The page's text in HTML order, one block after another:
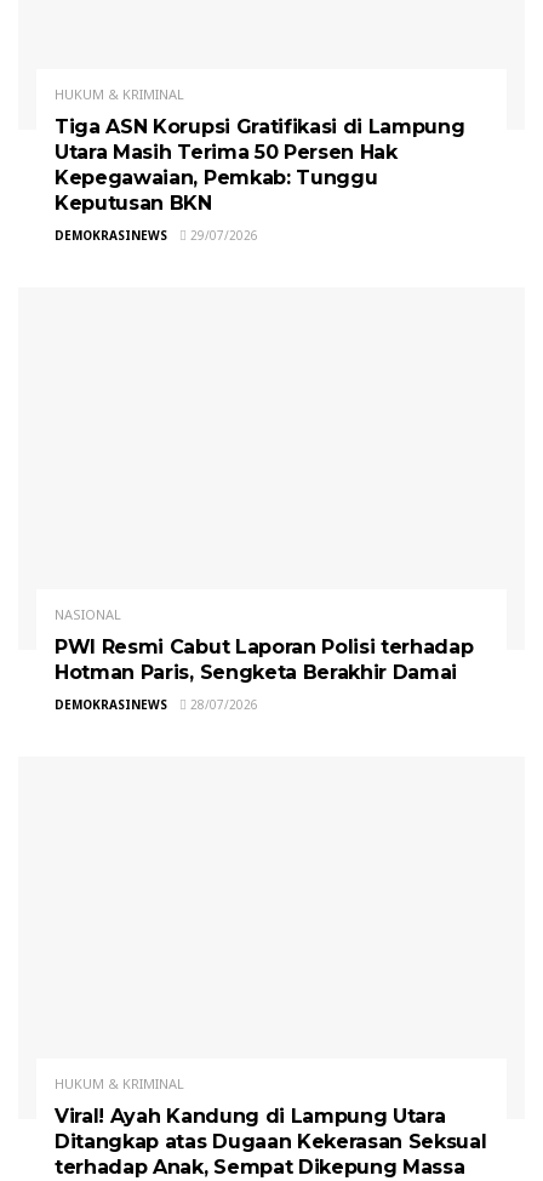
HUKUM & KRIMINAL
Tiga ASN Korupsi Gratifikasi di Lampung
Utara Masih Terima 50 Persen Hak
Kepegawaian, Pemkab: Tunggu
Keputusan BKN
DEMOKRASINEWS 29/07/2026
NASIONAL
PWI Resmi Cabut Laporan Polisi terhadap
Hotman Paris, Sengketa Berakhir Damai
DEMOKRASINEWS 28/07/2026
HUKUM & KRIMINAL
Viral! Ayah Kandung di Lampung Utara
Ditangkap atas Dugaan Kekerasan Seksual
terhadap Anak, Sempat Dikepung Massa